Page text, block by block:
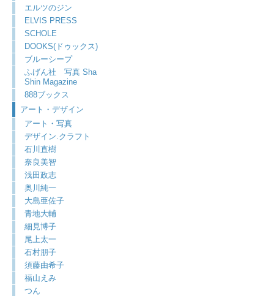
エルツのジン
ELVIS PRESS
SCHOLE
DOOKS(ドゥックス)
ブルーシープ
ふげん社 写真 Sha
Shin Magazine
888ブックス
アート・デザイン
アート・写真
デザイン.クラフト
石川直樹
奈良美智
浅田政志
奥川純一
大島亜佐子
青地大輔
細見博子
尾上太一
石村朋子
須藤由希子
福山えみ
つん